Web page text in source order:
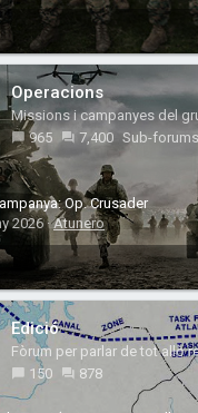
Operacions
Missions i campanyes del
965
7,400 Sub-forums
Op. Crusader
2026 Atunero
Edició
Fòrum per parlar de tot allò
150
878